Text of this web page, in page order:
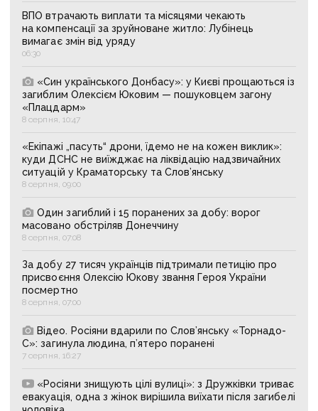
ВПО втрачають виплати та місяцями чекають
на компенсації за зруйноване житло: Лубінець
вимагає змін від уряду
06:30
«Син українського Донбасу»: у Києві прощаються із
загиблим Олексієм Юковим — пошуковцем загону
«Плацдарм»
8 серпня, 10:47
«Екіпажі „пасуть“ дрони, їдемо не на кожен виклик»:
куди ДСНС не виїжджає на ліквідацію надзвичайних
ситуацій у Краматорську та Слов’янську
8 серпня, 09:00
Один загиблий і 15 поранених за добу: ворог
масовано обстріляв Донеччину
8 серпня, 07:08
За добу 27 тисяч українців підтримали петицію про
присвоєння Олексію Юкову звання Героя України
посмертно
8 серпня, 07:00
Відео. Росіяни вдарили по Слов’янську «Торнадо-
С»: загинула людина, п’ятеро поранені
7 серпня, 16:27
«Росіяни знищують цілі вулиці»: з Дружківки триває
евакуація, одна з жінок вирішила виїхати після загибелі